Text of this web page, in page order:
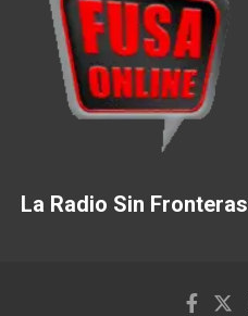
La Radio Sin Fronteras